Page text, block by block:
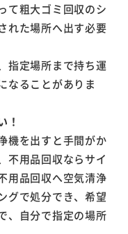
て粗大ゴミ回収のシ
れた場所へ出す必要
指定場所まで持ち運
なることがありま
！
機を出すと手間がか
不用品回収ならサイ
用品回収へ空気清浄
グで処分でき、希望
、自分で指定の場所